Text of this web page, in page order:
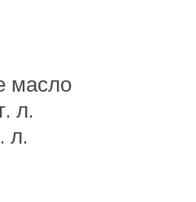
масло
л.
л.